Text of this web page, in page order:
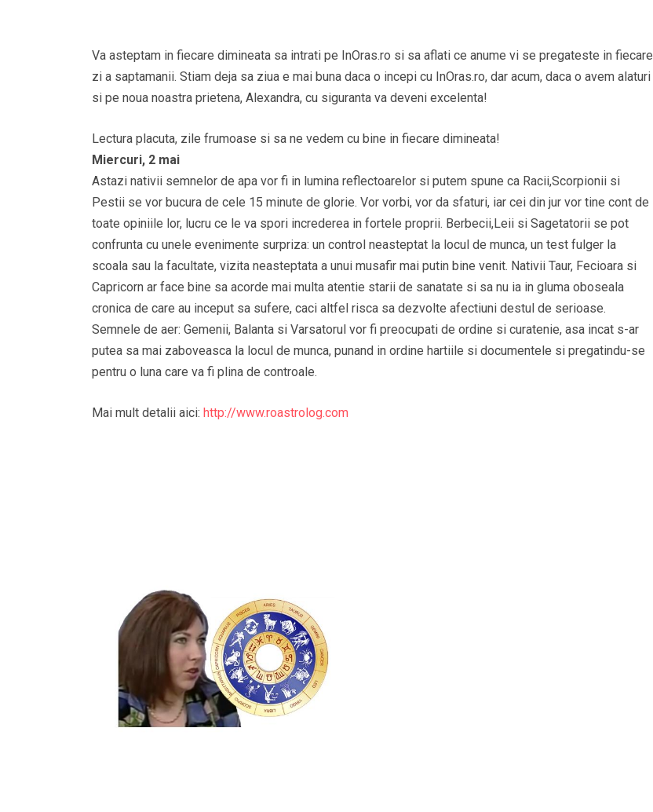
Va asteptam in fiecare dimineata sa intrati pe InOras.ro si sa aflati ce anume vi se pregateste in fiecare
zi a saptamanii. Stiam deja sa ziua e mai buna daca o incepi cu InOras.ro, dar acum, daca o avem alaturi
si pe noua noastra prietena, Alexandra, cu siguranta va deveni excelenta!
Lectura placuta, zile frumoase si sa ne vedem cu bine in fiecare dimineata!
Miercuri, 2 mai
Astazi nativii semnelor de apa vor fi in lumina reflectoarelor si putem spune ca Racii,Scorpionii si
Pestii se vor bucura de cele 15 minute de glorie. Vor vorbi, vor da sfaturi, iar cei din jur vor tine cont de
toate opiniile lor, lucru ce le va spori increderea in fortele proprii. Berbecii,Leii si Sagetatorii se pot
confrunta cu unele evenimente surpriza: un control neasteptat la locul de munca, un test fulger la
scoala sau la facultate, vizita neasteptata a unui musafir mai putin bine venit. Nativii Taur, Fecioara si
Capricorn ar face bine sa acorde mai multa atentie starii de sanatate si sa nu ia in gluma oboseala
cronica de care au inceput sa sufere, caci altfel risca sa dezvolte afectiuni destul de serioase.
Semnele de aer: Gemenii, Balanta si Varsatorul vor fi preocupati de ordine si curatenie, asa incat s-ar
putea sa mai zaboveasca la locul de munca, punand in ordine hartiile si documentele si pregatindu-se
pentru o luna care va fi plina de controale.
Mai mult detalii aici: http://www.roastrolog.com